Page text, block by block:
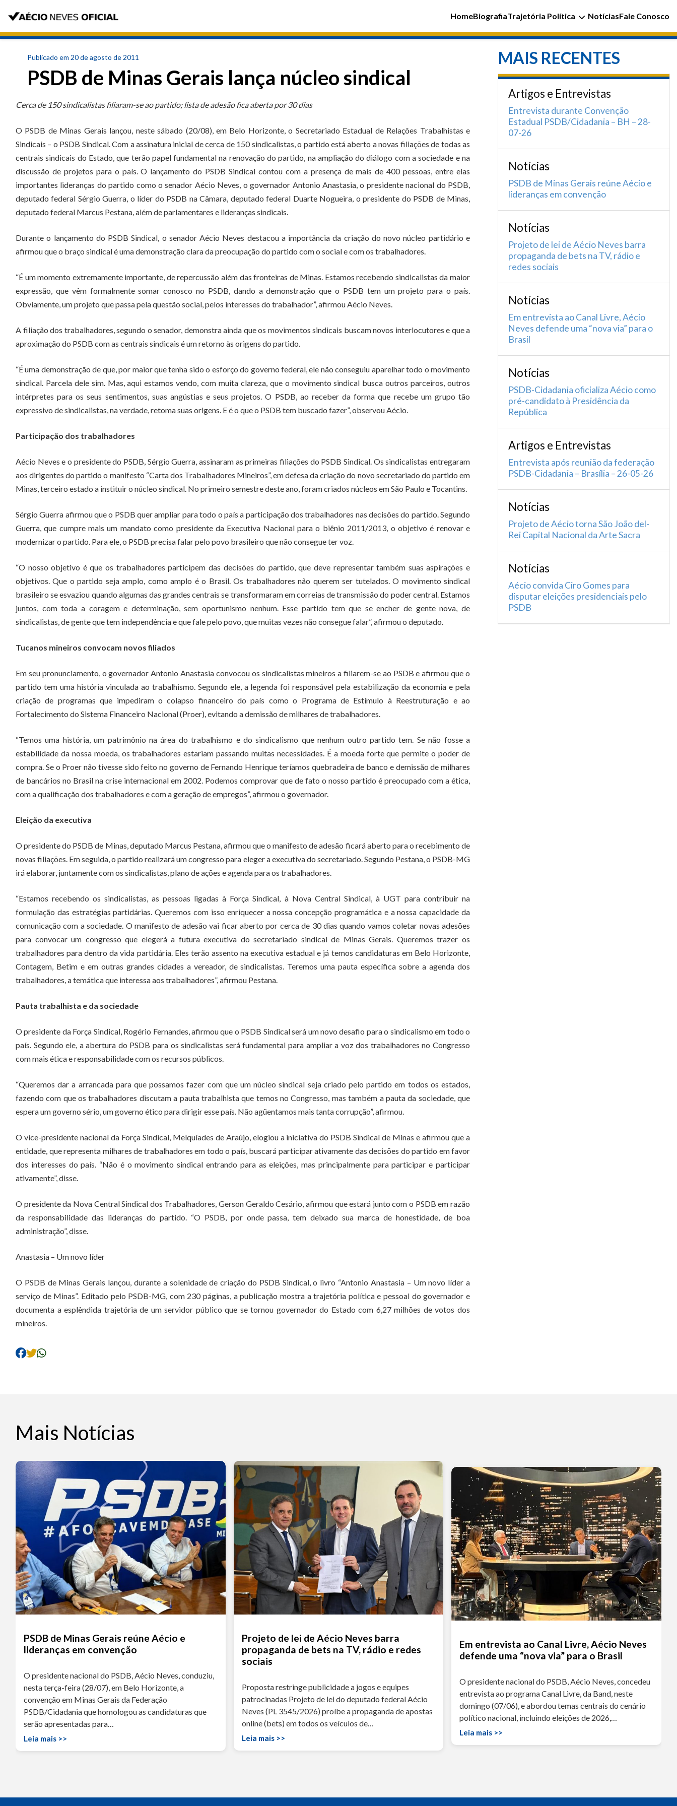
HomeBiografiaTrajetória Política NotíciasFale Conosco
Publicado em 20 de agosto de 2011
PSDB de Minas Gerais lança núcleo sindical
Cerca de 150 sindicalistas filiaram-se ao partido; lista de adesão fica aberta por 30 dias
O PSDB de Minas Gerais lançou, neste sábado (20/08), em Belo Horizonte, o Secretariado Estadual de Relações Trabalhistas e
Sindicais – o PSDB Sindical. Com a assinatura inicial de cerca de 150 sindicalistas, o partido está aberto a novas filiações de todas as
centrais sindicais do Estado, que terão papel fundamental na renovação do partido, na ampliação do diálogo com a sociedade e na
discussão de projetos para o país. O lançamento do PSDB Sindical contou com a presença de mais de 400 pessoas, entre elas
importantes lideranças do partido como o senador Aécio Neves, o governador Antonio Anastasia, o presidente nacional do PSDB,
deputado federal Sérgio Guerra, o líder do PSDB na Câmara, deputado federal Duarte Nogueira, o presidente do PSDB de Minas,
deputado federal Marcus Pestana, além de parlamentares e lideranças sindicais.
Durante o lançamento do PSDB Sindical, o senador Aécio Neves destacou a importância da criação do novo núcleo partidário e
afirmou que o braço sindical é uma demonstração clara da preocupação do partido com o social e com os trabalhadores.
“É um momento extremamente importante, de repercussão além das fronteiras de Minas. Estamos recebendo sindicalistas da maior
expressão, que vêm formalmente somar conosco no PSDB, dando a demonstração que o PSDB tem um projeto para o país.
Obviamente, um projeto que passa pela questão social, pelos interesses do trabalhador”, afirmou Aécio Neves.
A filiação dos trabalhadores, segundo o senador, demonstra ainda que os movimentos sindicais buscam novos interlocutores e que a
aproximação do PSDB com as centrais sindicais é um retorno às origens do partido.
“É uma demonstração de que, por maior que tenha sido o esforço do governo federal, ele não conseguiu aparelhar todo o movimento
sindical. Parcela dele sim. Mas, aqui estamos vendo, com muita clareza, que o movimento sindical busca outros parceiros, outros
intérpretes para os seus sentimentos, suas angústias e seus projetos. O PSDB, ao receber da forma que recebe um grupo tão
expressivo de sindicalistas, na verdade, retoma suas origens. E é o que o PSDB tem buscado fazer”, observou Aécio.
Participação dos trabalhadores
Aécio Neves e o presidente do PSDB, Sérgio Guerra, assinaram as primeiras filiações do PSDB Sindical. Os sindicalistas entregaram
aos dirigentes do partido o manifesto “Carta dos Trabalhadores Mineiros”, em defesa da criação do novo secretariado do partido em
Minas, terceiro estado a instituir o núcleo sindical. No primeiro semestre deste ano, foram criados núcleos em São Paulo e Tocantins.
Sérgio Guerra afirmou que o PSDB quer ampliar para todo o país a participação dos trabalhadores nas decisões do partido. Segundo
Guerra, que cumpre mais um mandato como presidente da Executiva Nacional para o biênio 2011/2013, o objetivo é renovar e
modernizar o partido. Para ele, o PSDB precisa falar pelo povo brasileiro que não consegue ter voz.
“O nosso objetivo é que os trabalhadores participem das decisões do partido, que deve representar também suas aspirações e
objetivos. Que o partido seja amplo, como amplo é o Brasil. Os trabalhadores não querem ser tutelados. O movimento sindical
brasileiro se esvaziou quando algumas das grandes centrais se transformaram em correias de transmissão do poder central. Estamos
juntos, com toda a coragem e determinação, sem oportunismo nenhum. Esse partido tem que se encher de gente nova, de
sindicalistas, de gente que tem independência e que fale pelo povo, que muitas vezes não consegue falar”, afirmou o deputado.
Tucanos mineiros convocam novos filiados
Em seu pronunciamento, o governador Antonio Anastasia convocou os sindicalistas mineiros a filiarem-se ao PSDB e afirmou que o
partido tem uma história vinculada ao trabalhismo. Segundo ele, a legenda foi responsável pela estabilização da economia e pela
criação de programas que impediram o colapso financeiro do país como o Programa de Estímulo à Reestruturação e ao
Fortalecimento do Sistema Financeiro Nacional (Proer), evitando a demissão de milhares de trabalhadores.
“Temos uma história, um patrimônio na área do trabalhismo e do sindicalismo que nenhum outro partido tem. Se não fosse a
estabilidade da nossa moeda, os trabalhadores estariam passando muitas necessidades. É a moeda forte que permite o poder de
compra. Se o Proer não tivesse sido feito no governo de Fernando Henrique teríamos quebradeira de banco e demissão de milhares
de bancários no Brasil na crise internacional em 2002. Podemos comprovar que de fato o nosso partido é preocupado com a ética,
com a qualificação dos trabalhadores e com a geração de empregos”, afirmou o governador.
Eleição da executiva
O presidente do PSDB de Minas, deputado Marcus Pestana, afirmou que o manifesto de adesão ficará aberto para o recebimento de
novas filiações. Em seguida, o partido realizará um congresso para eleger a executiva do secretariado. Segundo Pestana, o PSDB-MG
irá elaborar, juntamente com os sindicalistas, plano de ações e agenda para os trabalhadores.
“Estamos recebendo os sindicalistas, as pessoas ligadas à Força Sindical, à Nova Central Sindical, à UGT para contribuir na
formulação das estratégias partidárias. Queremos com isso enriquecer a nossa concepção programática e a nossa capacidade da
comunicação com a sociedade. O manifesto de adesão vai ficar aberto por cerca de 30 dias quando vamos coletar novas adesões
para convocar um congresso que elegerá a futura executiva do secretariado sindical de Minas Gerais. Queremos trazer os
trabalhadores para dentro da vida partidária. Eles terão assento na executiva estadual e já temos candidaturas em Belo Horizonte,
Contagem, Betim e em outras grandes cidades a vereador, de sindicalistas. Teremos uma pauta específica sobre a agenda dos
trabalhadores, a temática que interessa aos trabalhadores”, afirmou Pestana.
Pauta trabalhista e da sociedade
O presidente da Força Sindical, Rogério Fernandes, afirmou que o PSDB Sindical será um novo desafio para o sindicalismo em todo o
país. Segundo ele, a abertura do PSDB para os sindicalistas será fundamental para ampliar a voz dos trabalhadores no Congresso
com mais ética e responsabilidade com os recursos públicos.
“Queremos dar a arrancada para que possamos fazer com que um núcleo sindical seja criado pelo partido em todos os estados,
fazendo com que os trabalhadores discutam a pauta trabalhista que temos no Congresso, mas também a pauta da sociedade, que
espera um governo sério, um governo ético para dirigir esse país. Não agüentamos mais tanta corrupção”, afirmou.
O vice-presidente nacional da Força Sindical, Melquíades de Araújo, elogiou a iniciativa do PSDB Sindical de Minas e afirmou que a
entidade, que representa milhares de trabalhadores em todo o país, buscará participar ativamente das decisões do partido em favor
dos interesses do país. “Não é o movimento sindical entrando para as eleições, mas principalmente para participar e participar
ativamente”, disse.
O presidente da Nova Central Sindical dos Trabalhadores, Gerson Geraldo Cesário, afirmou que estará junto com o PSDB em razão
da responsabilidade das lideranças do partido. “O PSDB, por onde passa, tem deixado sua marca de honestidade, de boa
administração”, disse.
Anastasia – Um novo líder
O PSDB de Minas Gerais lançou, durante a solenidade de criação do PSDB Sindical, o livro “Antonio Anastasia – Um novo líder a
serviço de Minas”. Editado pelo PSDB-MG, com 230 páginas, a publicação mostra a trajetória política e pessoal do governador e
documenta a esplêndida trajetória de um servidor público que se tornou governador do Estado com 6,27 milhões de votos dos
mineiros.
MAIS RECENTES
Artigos e Entrevistas
Entrevista durante Convenção
Estadual PSDB/Cidadania – BH – 28-
07-26
Notícias
PSDB de Minas Gerais reúne Aécio e
lideranças em convenção
Notícias
Projeto de lei de Aécio Neves barra
propaganda de bets na TV, rádio e
redes sociais
Notícias
Em entrevista ao Canal Livre, Aécio
Neves defende uma “nova via” para o
Brasil
Notícias
PSDB-Cidadania oficializa Aécio como
pré-candidato à Presidência da
República
Artigos e Entrevistas
Entrevista após reunião da federação
PSDB-Cidadania – Brasília – 26-05-26
Notícias
Projeto de Aécio torna São João del-
Rei Capital Nacional da Arte Sacra
Notícias
Aécio convida Ciro Gomes para
disputar eleições presidenciais pelo
PSDB
Mais Notícias
PSDB de Minas Gerais reúne Aécio e
lideranças em convenção
O presidente nacional do PSDB, Aécio Neves, conduziu,
nesta terça-feira (28/07), em Belo Horizonte, a
convenção em Minas Gerais da Federação
PSDB/Cidadania que homologou as candidaturas que
serão apresentadas para…
Leia mais >>
Projeto de lei de Aécio Neves barra
propaganda de bets na TV, rádio e redes
sociais
Proposta restringe publicidade a jogos e equipes
patrocinadas Projeto de lei do deputado federal Aécio
Neves (PL 3545/2026) proíbe a propaganda de apostas
online (bets) em todos os veículos de…
Leia mais >>
Em entrevista ao Canal Livre, Aécio Neves
defende uma “nova via” para o Brasil
O presidente nacional do PSDB, Aécio Neves, concedeu
entrevista ao programa Canal Livre, da Band, neste
domingo (07/06), e abordou temas centrais do cenário
político nacional, incluindo eleições de 2026,…
Leia mais >>